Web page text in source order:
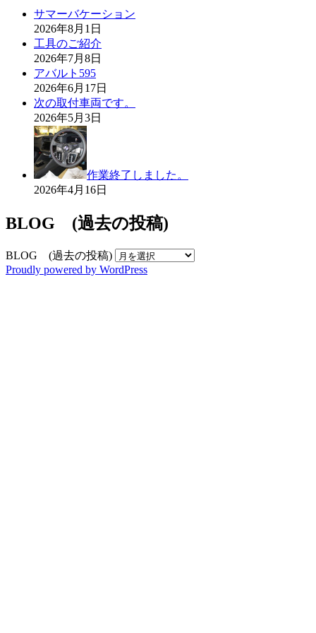
サマーバケーション
2026年8月1日
工具のご紹介
2026年7月8日
アバルト595
2026年6月17日
次の取付車両です。
2026年5月3日
作業終了しました。
2026年4月16日
BLOG (過去の投稿)
BLOG (過去の投稿)
Proudly powered by WordPress